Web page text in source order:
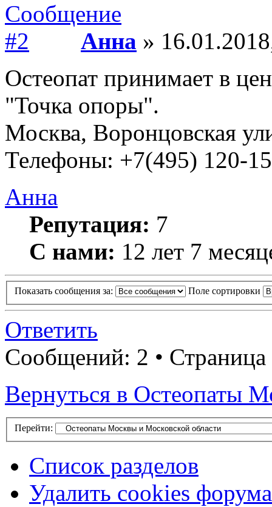
Анна »
Остеопат принимает в
"Точка опоры".
Москва, Воронцовская
Телефоны: +7(495) 120-
Анна
Репутация: 7
С нами: 12 лет 7
Показать сообщения за: Поле сортировки
Ответить
Сообщений: 2 • Страница
Вернуться в Остеопаты
Перейти:
Список разделов
Удалить cookies форума